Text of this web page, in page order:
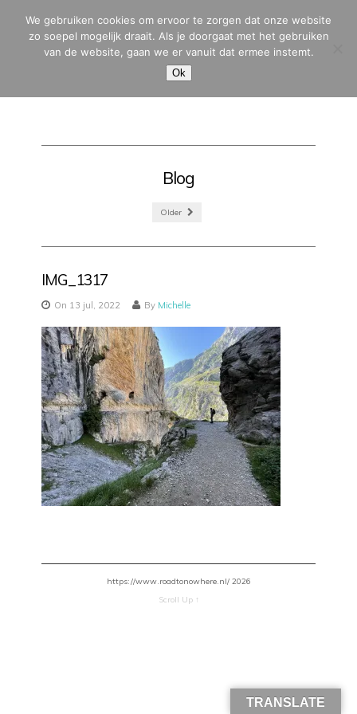
MENU
Blog
Older
IMG_1317
On 13 jul, 2022 By Michelle
https://www.roadtonowhere.nl/ 2026
Scroll Up ↑
TRANSLATE
We gebruiken cookies om ervoor te zorgen dat onze website
zo soepel mogelijk draait. Als je doorgaat met het gebruiken
van de website, gaan we er vanuit dat ermee instemt.
Ok